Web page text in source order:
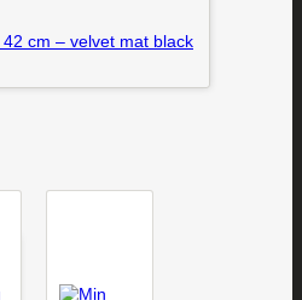
cm – velvet mat black